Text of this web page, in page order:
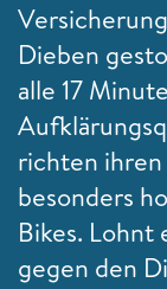
Dieben
alle 17
richten
besonders
Bikes. Lohnt
gegen den